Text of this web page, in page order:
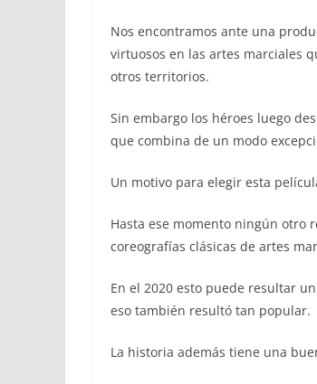
Nos encontramos ante una
virtuosos en las artes marciales
otros territorios.
Sin embargo los héroes luego
que combina de un modo
Un motivo para elegir esta
Hasta ese momento ningún otro
coreografías clásicas de artes
En el 2020 esto puede resultar
eso también resultó tan popular.
La historia además tiene una